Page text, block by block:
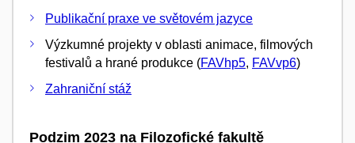
Publikační praxe ve světovém jazyce
Výzkumné projekty v oblasti animace, filmových
festivalů a hrané produkce (FAVhp5, FAVvp6)
Zahraniční stáž
Podzim 2023 na Filozofické fakultě